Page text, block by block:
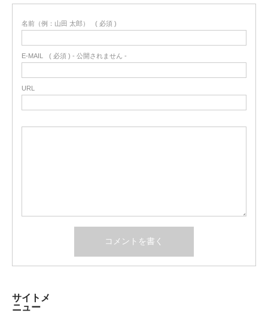
名前（例：山田 太郎） ( 必須 )
E-MAIL ( 必須 ) - 公開されません -
URL
サイトメ
ニュー